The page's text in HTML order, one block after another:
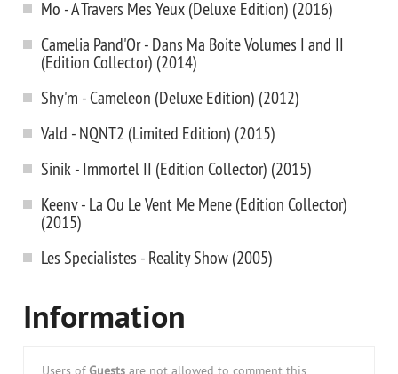
Mo - A Travers Mes Yeux (Deluxe Edition) (2016)
Camelia Pand'Or - Dans Ma Boite Volumes I and II
(Edition Collector) (2014)
Shy'm - Cameleon (Deluxe Edition) (2012)
Vald - NQNT2 (Limited Edition) (2015)
Sinik - Immortel II (Edition Collector) (2015)
Keenv - La Ou Le Vent Me Mene (Edition Collector)
(2015)
Les Specialistes - Reality Show (2005)
Information